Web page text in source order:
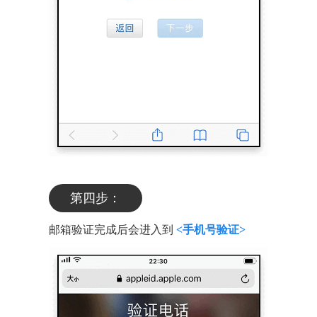
第四步：
邮箱验证完成后会进入到<手机号验证>